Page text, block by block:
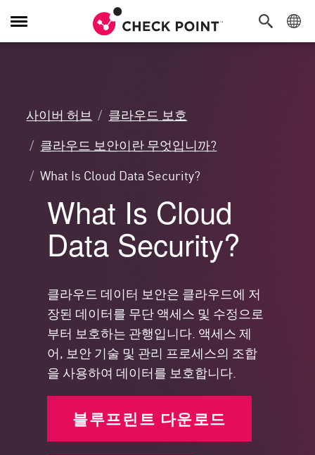
탐
색
사이버 허브
클라우드 보호
클라우드 보안이란 무엇입니까?
What Is Cloud Data Security?
What Is Cloud
Data Security?
클라우드 데이터 보안은 클라우드에 저
장된 데이터를 무단 액세스 및 수정으로
부터 보호하는 관행입니다. 액세스 제
어, 보안 기술 및 관리 프로세스의 조합
을 사용하여 데이터를 보호합니다.
블루프린트 다운로드